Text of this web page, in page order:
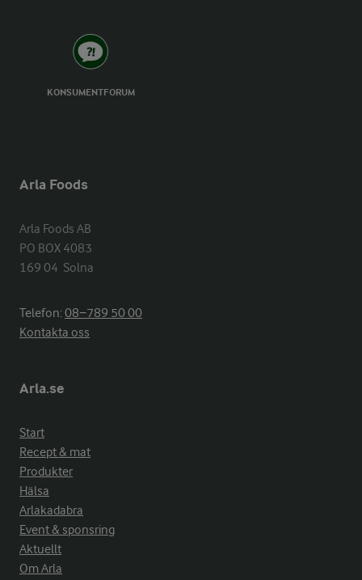
KONSUMENTFORUM
Arla Foods
Arla Foods AB
PO BOX 4083
169 04  Solna
Telefon:08−789 50 00
Kontakta oss
Arla.se
Start
Recept & mat
Produkter
Hälsa
Arlakadabra
Event & sponsring
Aktuellt
Om Arla